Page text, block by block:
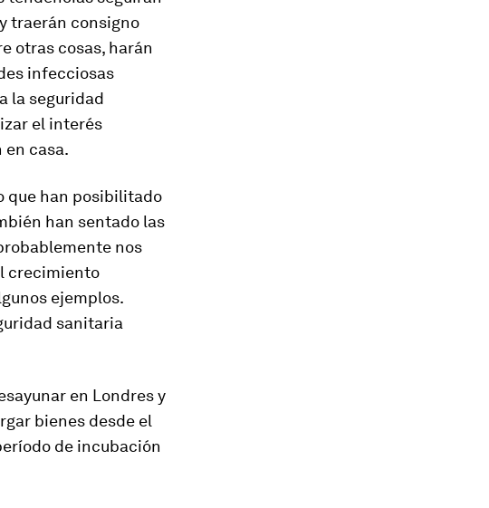
traerán consigno
otras cosas, harán
infecciosas
la seguridad
el interés
casa.
que han posibilitado
han sentado las
nos
crecimiento
ejemplos.
sanitaria
en Londres y
bienes desde el
de incubación